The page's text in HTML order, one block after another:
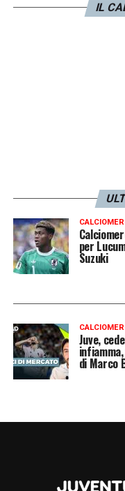
IL
per
Suzuki
Juve,
di Marco